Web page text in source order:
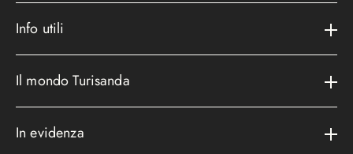
AWARD
Area riservata
Convenzioni
Info utili
Metodi di pagamento
Il mondo Turisanda
In evidenza